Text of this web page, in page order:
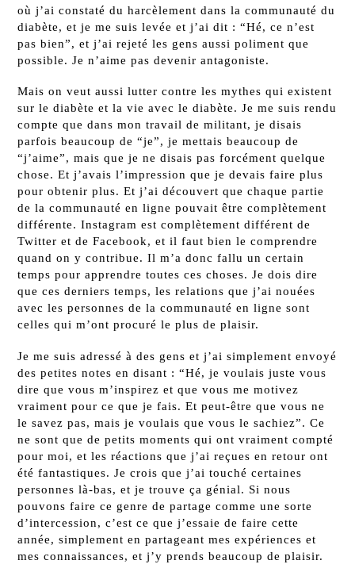
où j’ai constaté du harcèlement dans la communauté du
diabète, et je me suis levée et j’ai dit : “Hé, ce n’est
pas bien”, et j’ai rejeté les gens aussi poliment que
possible. Je n’aime pas devenir antagoniste.
Mais on veut aussi lutter contre les mythes qui existent
sur le diabète et la vie avec le diabète. Je me suis rendu
compte que dans mon travail de militant, je disais
parfois beaucoup de “je”, je mettais beaucoup de
“j’aime”, mais que je ne disais pas forcément quelque
chose. Et j’avais l’impression que je devais faire plus
pour obtenir plus. Et j’ai découvert que chaque partie
de la communauté en ligne pouvait être complètement
différente. Instagram est complètement différent de
Twitter et de Facebook, et il faut bien le comprendre
quand on y contribue. Il m’a donc fallu un certain
temps pour apprendre toutes ces choses. Je dois dire
que ces derniers temps, les relations que j’ai nouées
avec les personnes de la communauté en ligne sont
celles qui m’ont procuré le plus de plaisir.
Je me suis adressé à des gens et j’ai simplement envoyé
des petites notes en disant : “Hé, je voulais juste vous
dire que vous m’inspirez et que vous me motivez
vraiment pour ce que je fais. Et peut-être que vous ne
le savez pas, mais je voulais que vous le sachiez”. Ce
ne sont que de petits moments qui ont vraiment compté
pour moi, et les réactions que j’ai reçues en retour ont
été fantastiques. Je crois que j’ai touché certaines
personnes là-bas, et je trouve ça génial. Si nous
pouvons faire ce genre de partage comme une sorte
d’intercession, c’est ce que j’essaie de faire cette
année, simplement en partageant mes expériences et
mes connaissances, et j’y prends beaucoup de plaisir.